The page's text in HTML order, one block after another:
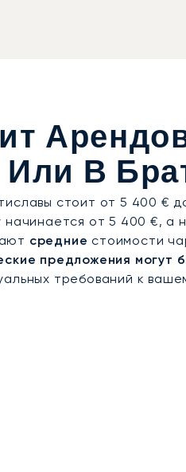
LunaJets
доверяют клиенты
частных
Европы.
В
стоит от 5 400 €
от 5 400 €, а
средние стоимости
предложения могут
требований к